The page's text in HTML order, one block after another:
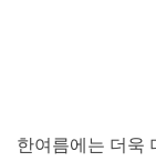
한여름에는 더욱